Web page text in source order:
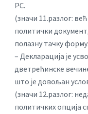
РС.
(значи 11.разлог:
политички
полазну тачку
– Декларација је
дветрећинске
што је довољан
(значи 12.разлог:
политичких опција